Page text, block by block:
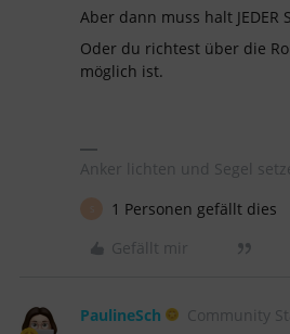
Aber dann muss halt
Oder du richtest über die
möglich ist.
Anker lichten und Segel
1 Personen gefällt dies
Gefällt mir
PaulineSch Community